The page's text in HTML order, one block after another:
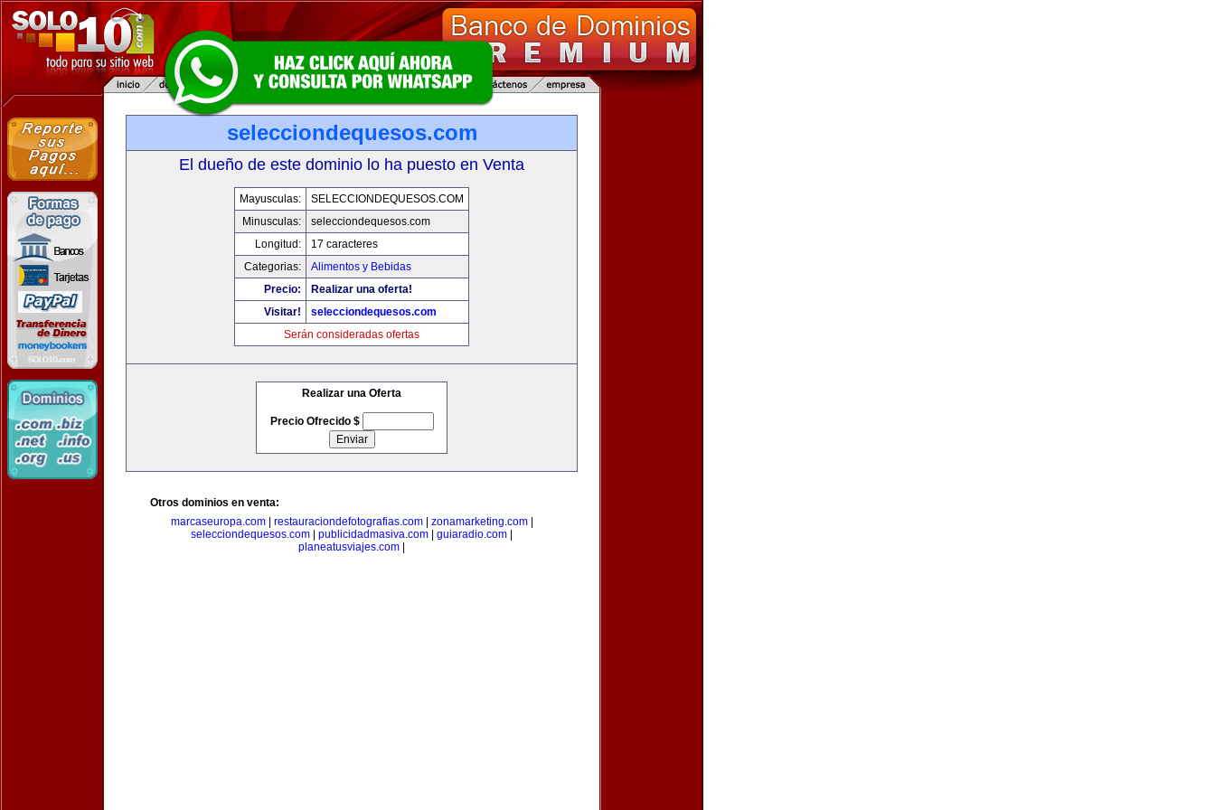
selecciondequesos.com
El dueño de este dominio lo ha puesto en Venta
Mayusculas:
SELECCIONDEQUESOS.COM
Minusculas:
selecciondequesos.com
Longitud:
17 caracteres
Categorias:
Alimentos y Bebidas
Precio:
Realizar una oferta!
Visitar!
selecciondequesos.com
Serán consideradas ofertas
Realizar una Oferta
Precio Ofrecido $
Otros dominios en venta:
marcaseuropa.com| restauraciondefotografias.com| zonamarketing.com|
selecciondequesos.com
publicidadmasiva.com guiaradio.com
planeatusviajes.com